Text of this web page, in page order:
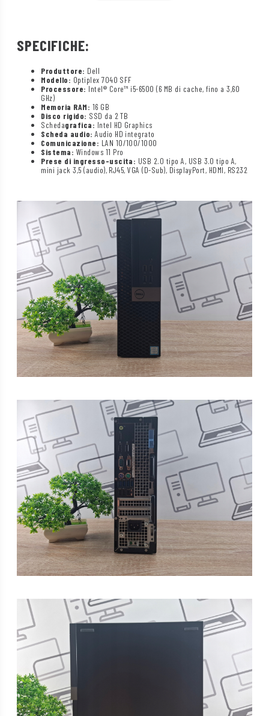
SPECIFICHE:
Produttore: Dell
Modello: Optiplex 7040 SFF
Processore: Intel® Core™ i5-6500 (6 MB di cache, fino a 3,60
GHz)
Memoria RAM: 16 GB
Disco rigido: SSD da 2 TB
Schedagrafica: Intel HD Graphics
Scheda audio: Audio HD integrato
Comunicazione: LAN 10/100/1000
Sistema: Windows 11 Pro
Prese di ingresso-uscita: USB 2.0 tipo A, USB 3.0 tipo A,
mini jack 3,5 (audio), RJ45, VGA (D-Sub), DisplayPort, HDMI, RS232